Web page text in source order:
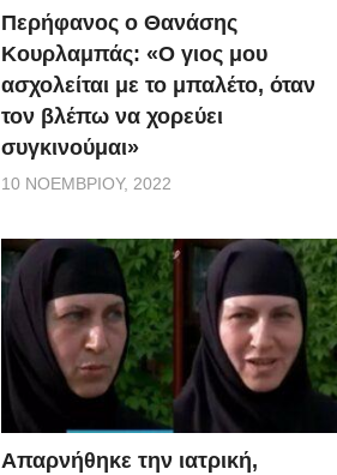
Περήφανος ο Θανάσης
Κουρλαμπάς: «Ο γιος μου
ασχολείται με το μπαλέτο, όταν
τον βλέπω να χορεύει
συγκινούμαι»
10 ΝΟΕΜΒΡΊΟΥ, 2022
Απαρνήθηκε την ιατρική,